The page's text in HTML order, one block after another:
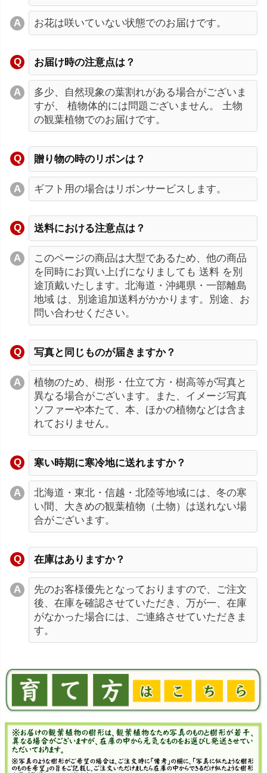
お花は咲いていない状態でのお届けです。
お届け時の注意点は？
多少、自然現象の葉割れがある場合がございま
すが、 植物体的には問題ございません。 土物
の観葉植物でのお届けです。
贈り物の時のリボンは？
ギフト用の場合はリボンサービスします。
送料における注意点は？
このページの商品は大型であるため、他の商品
を同時にお買い上げになりましても 送料 を別
途頂戴いたします。北海道・沖縄県・一部離島
地域 は、別途追加送料がかかります。別途、お
問い合わせください。
写真と同じものが届きますか？
植物のため、樹形・仕立て方・樹高等が写真と
異なる場合がございます。また、イメージ写真
ソファーや本たて、本、ほかの植物などは含ま
れておりません。
寒い時期に寒冷地に送れますか？
北海道・東北・信越・北陸等地域には、冬の寒
い間、大きめの観葉植物（土物）は送れない場
合がございます。
在庫はありますか？
先のお客様優先となっておりますので、ご注文
後、在庫を確認させていただき、万が一、在庫
がなかった場合には、ご連絡させていただきま
す。